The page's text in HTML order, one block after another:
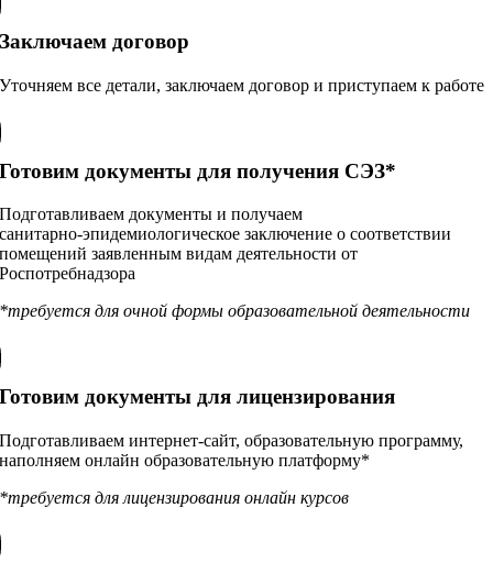
Заключаем договор
Уточняем все детали, заключаем договор и приступаем к работе
Готовим документы для получения СЭЗ*
Подготавливаем документы и получаем
санитарно‑эпидемиологическое заключение о соответствии
помещений заявленным видам деятельности от
Роспотребнадзора
*требуется для очной формы образовательной деятельности
Готовим документы для лицензирования
Подготавливаем интернет-сайт, образовательную программу,
наполняем онлайн образовательную платформу*
*требуется для лицензирования онлайн курсов